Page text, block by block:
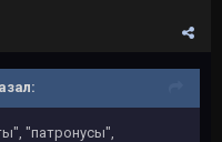
"патронусы",